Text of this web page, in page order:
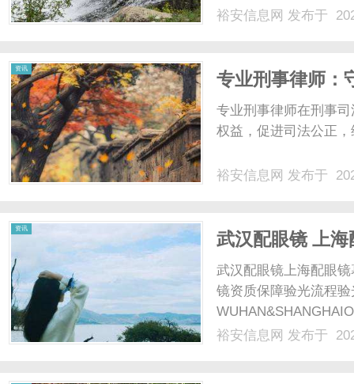
裕安信息网 发布于
资讯
专业刑事律师：
专业刑事律师在刑事
权益，促进司法公正
裕安信息网 发布于
资讯
武汉配眼镜 上海
武汉配眼镜上海配眼
镜资质保障验光流程
配镜的写字楼眼镜店
裕安信息网 发布于